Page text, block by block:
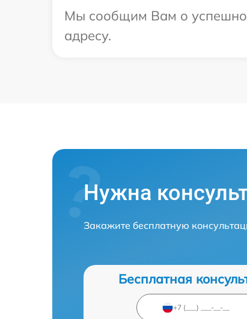
Мы сообщим Вам о
адресу.
Нужна
Закажите бесплатную
Бесплатная